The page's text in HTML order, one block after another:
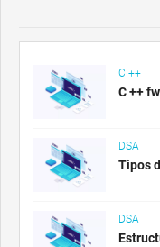
C ++
C ++
DSA
Tipos
DSA